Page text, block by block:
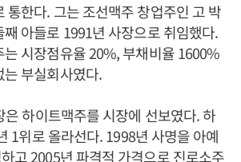
통한다. 그는 조선맥주 창업주인 고 박
아들로 1991년 사장으로 취임했다.
는 시장점유율 20%, 부채비율 1600%
부실회사였다.
은 하이트맥주를 시장에 선보였다. 하
1위로 올라선다. 1998년 사명을 아예
고 2005년 파격적 가격으로 진로소주